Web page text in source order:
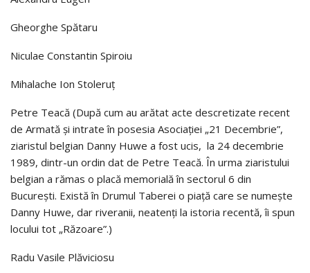
Gheorghe Spătaru
Niculae Constantin Spiroiu
Mihalache Ion Stoleruţ
Petre Teacă (După cum au arătat acte descretizate recent
de Armată şi intrate în posesia Asociaţiei „21 Decembrie”,
ziaristul belgian Danny Huwe a fost ucis, la 24 decembrie
1989, dintr-un ordin dat de Petre Teacă. În urma ziaristului
belgian a rămas o placă memorială în sectorul 6 din
Bucureşti. Există în Drumul Taberei o piaţă care se numeşte
Danny Huwe, dar riveranii, neatenţi la istoria recentă, îi spun
locului tot „Răzoare”.)
Radu Vasile Plăviciosu